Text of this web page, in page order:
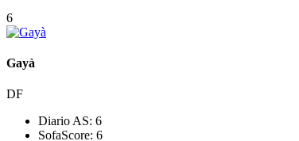
6
Gayà
DF
Diario AS: 6
SofaScore: 6